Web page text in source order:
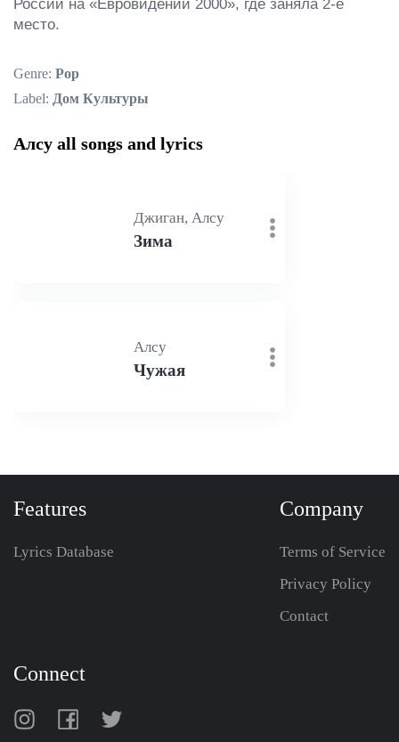
России на «Евровидении 2000», где заняла 2-е
место.
Genre: Pop
Label: Дом Культуры
Алсу all songs and lyrics
Джиган, Алсу
Зима
Алсу
Чужая
Features
Lyrics Database
Company
Terms of Service
Privacy Policy
Contact
Connect